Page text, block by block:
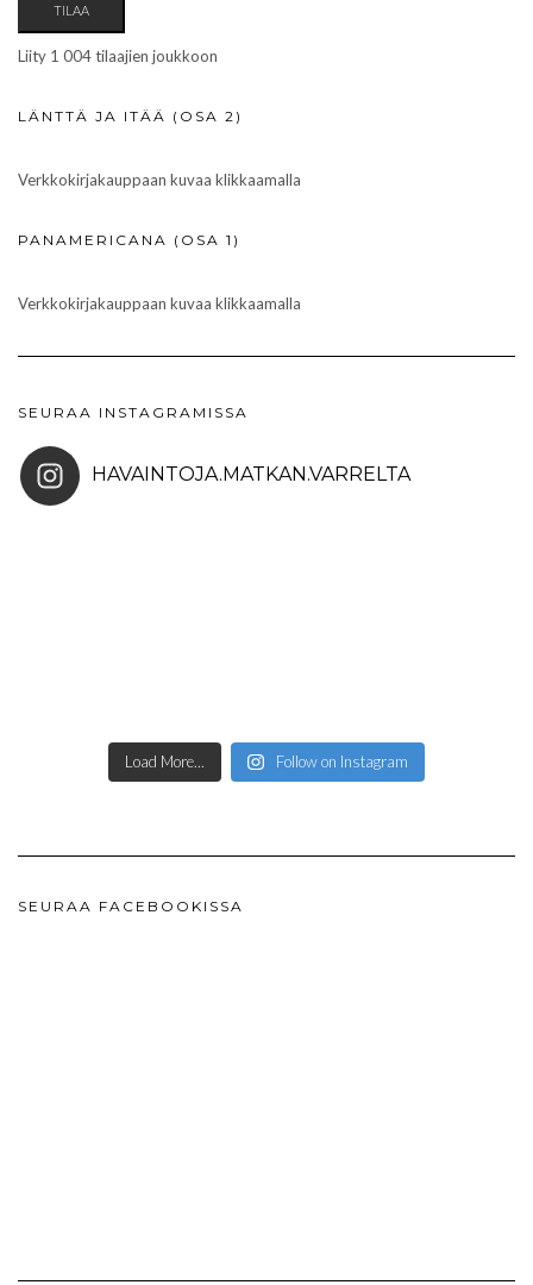
TILAA
Liity 1 004 tilaajien joukkoon
LÄNTTÄ JA ITÄÄ (OSA 2)
Verkkokirjakauppaan kuvaa klikkaamalla
PANAMERICANA (OSA 1)
Verkkokirjakauppaan kuvaa klikkaamalla
SEURAA INSTAGRAMISSA
HAVAINTOJA.MATKAN.VARRELTA
Load More... Follow on Instagram
SEURAA FACEBOOKISSA